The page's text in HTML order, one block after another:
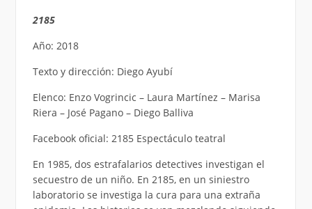
2185
Año: 2018
Texto y dirección: Diego Ayubí
Elenco: Enzo Vogrincic – Laura Martínez – Marisa
Riera – José Pagano – Diego Balliva
Facebook oficial: 2185 Espectáculo teatral
En 1985, dos estrafalarios detectives investigan el
secuestro de un niño. En 2185, en un siniestro
laboratorio se investiga la cura para una extraña